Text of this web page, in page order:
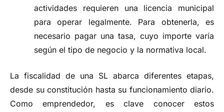
actividades requieren una licencia municipal
para operar legalmente. Para obtenerla, es
necesario pagar una tasa, cuyo importe varía
según el tipo de negocio y la normativa local.
La fiscalidad de una SL abarca diferentes etapas,
desde su constitución hasta su funcionamiento diario.
Como emprendedor, es clave conocer estos